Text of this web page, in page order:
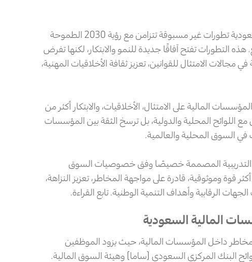
يشهد القطاع المالي في المملكة العربية السعودية تطورات غير مسبوقة تتزامن مع رؤية 2030 الطموحة
هذه التطورات تفتح آفاقًا جديدة للنمو والابتكار، لكنها تفرض
الامتثال للقوانين، تعزيز ثقافة الأخلاقيات المهنية،
المالية على الامتثال، الأخلاقيات، والابتكار أكثر من
اللوائح المحلية والدولية، بل ترسخ الثقة بين المؤسسات
في السوق المحلية والعالمية.
التدريبية المصممة خصيصًا وفق خصوصيات السوق
وموثوقية، قادرة على مواجهة المخاطر، تعزيز النزاهة،
الرقابية وأهداف التنمية الوطنية. تابع القراءة.
المالية السعودية
داخل المؤسسات المالية، حيث يزود الموظفين
البنك المركزي السعودي (ساما) وهيئة السوق المالية.